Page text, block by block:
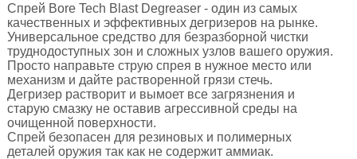
Спрей Bore Tech Blast Degreaser - один из самых
качественных и эффективных дегризеров на рынке.
Универсальное средство для безразборной чистки
труднодоступных зон и сложных узлов вашего оружия.
Просто направьте струю спрея в нужное место или
механизм и дайте растворенной грязи стечь.
Дегризер растворит и вымоет все загрязнения и
старую смазку не оставив агрессивной среды на
очищенной поверхности.
Спрей безопасен для резиновых и полимерных
деталей оружия так как не содержит аммиак.